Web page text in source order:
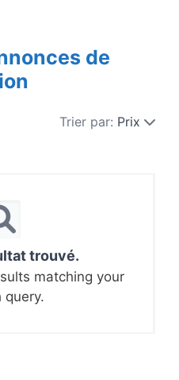
de
Trier par: Prix
trouvé.
matching your
query.